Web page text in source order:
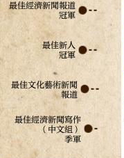
最佳經濟新聞報道
冠軍
最佳新人
冠軍
最佳文化藝術新聞
報道
最佳經濟新聞寫作
（中文組）
季軍